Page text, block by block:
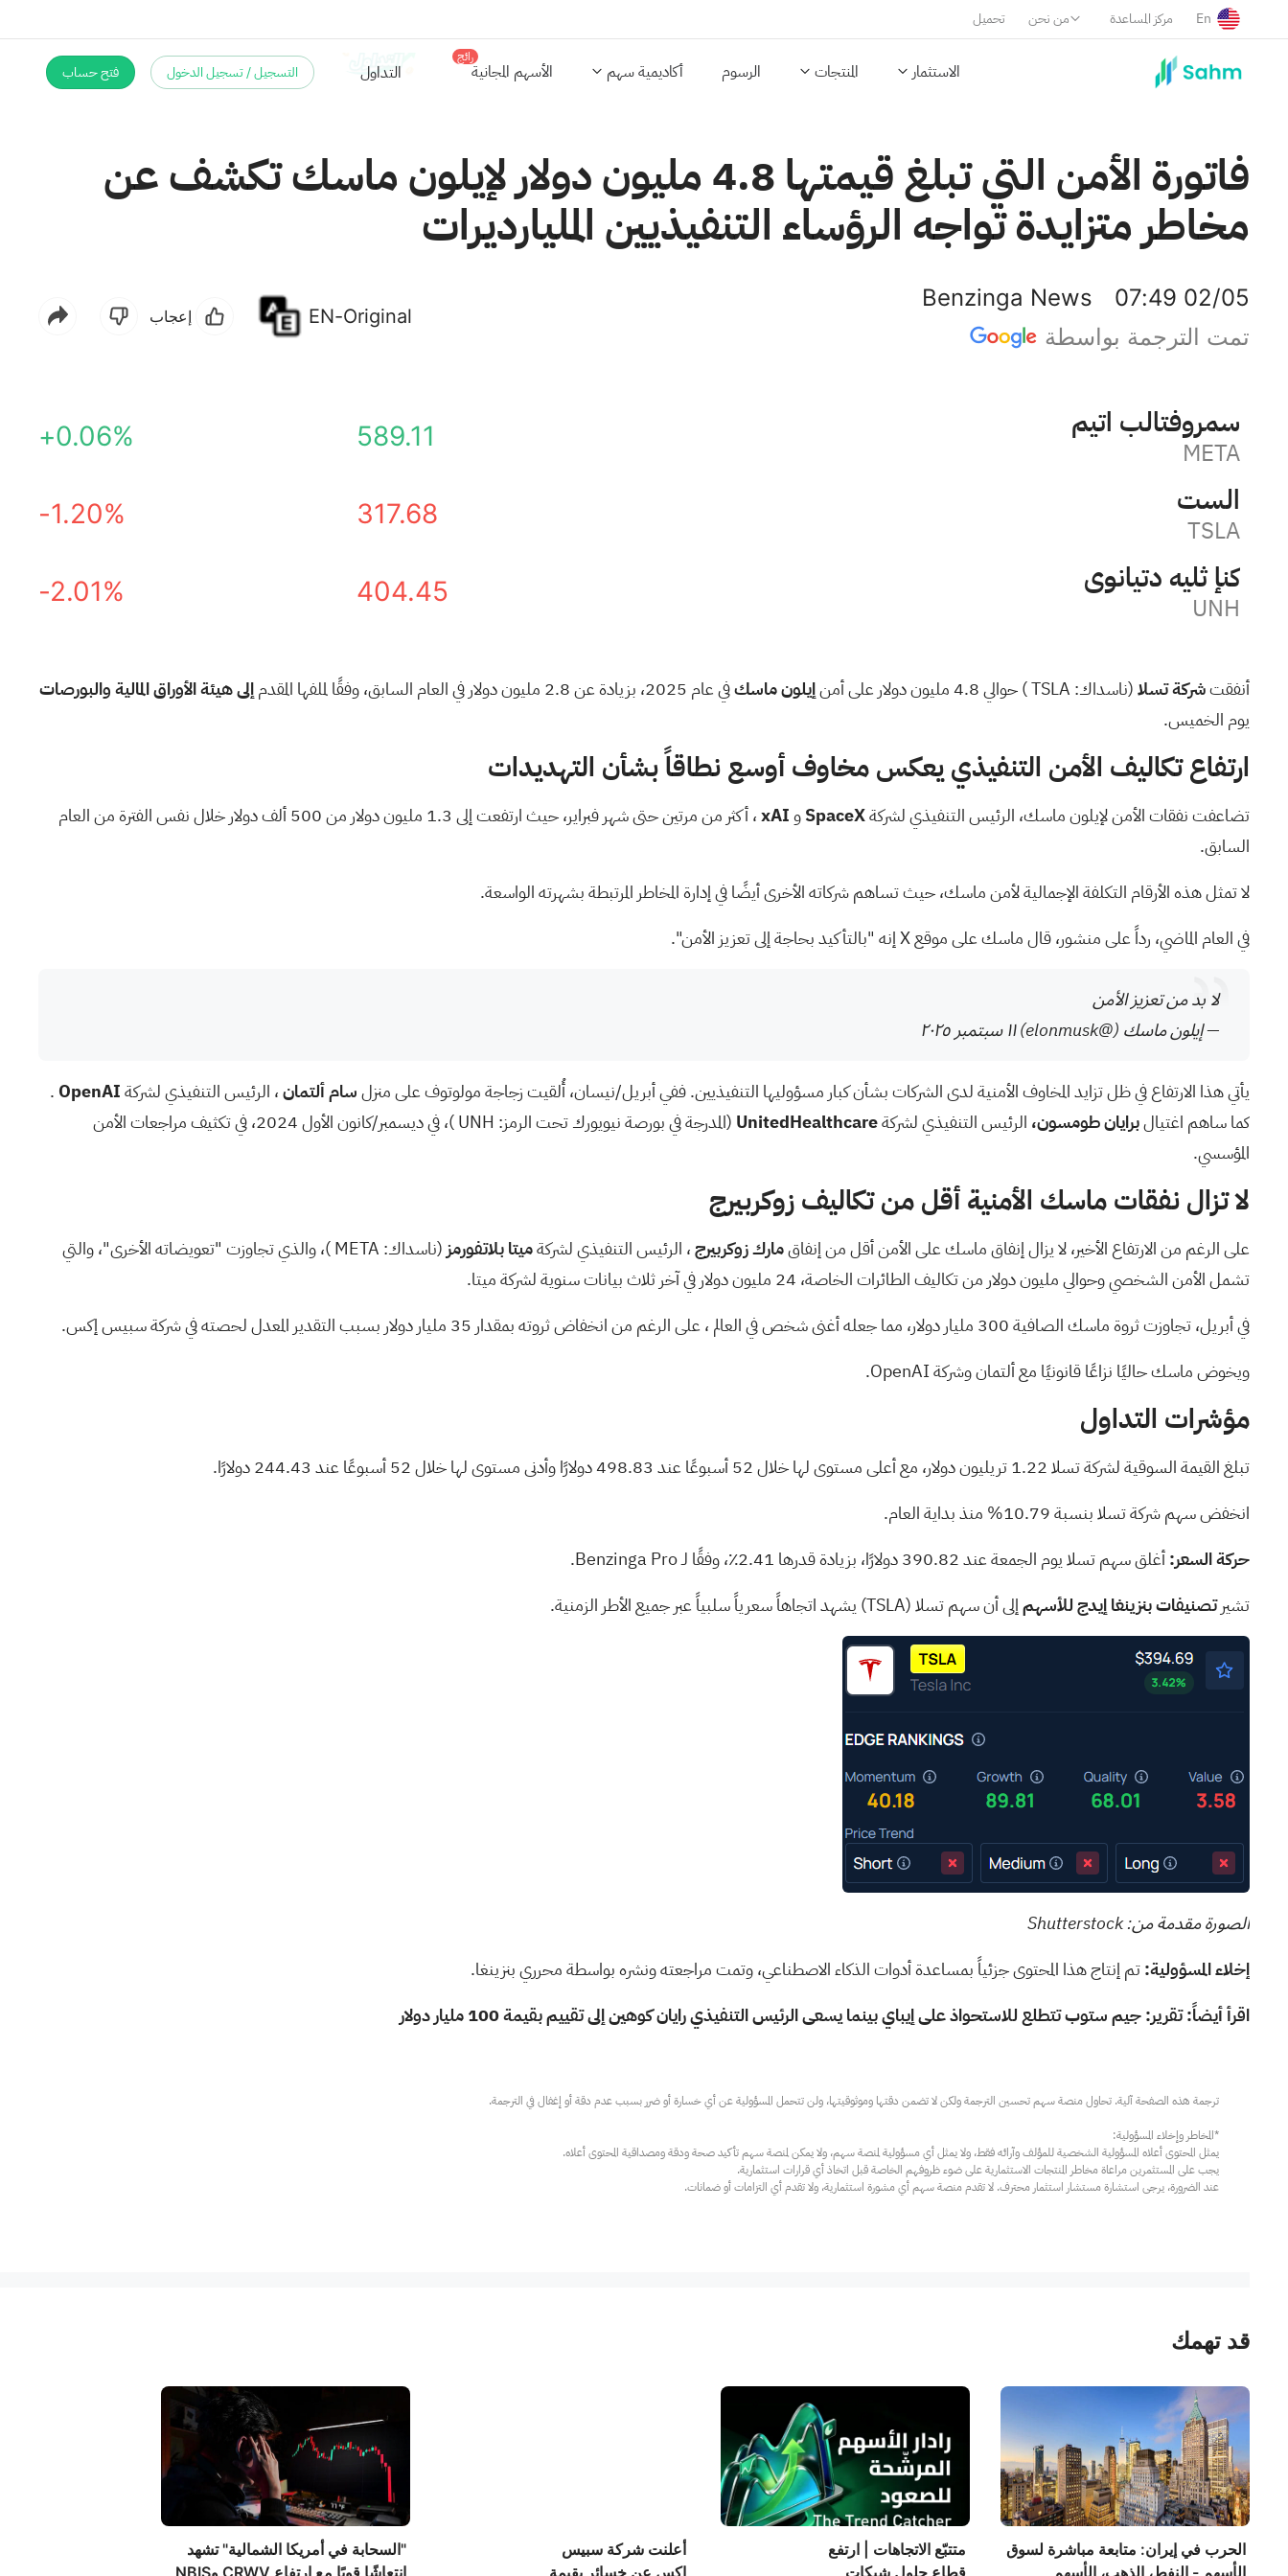
تحميل من نحن مركز المساعدة En
الاستثمار المنتجات الرسوم أكاديمية سهم الأسهم المجانية
رائج
التسجيل / تسجيل الدخول فتح حساب
فاتورة الأمن التي تبلغ قيمتها 4.8 مليون دولار لإيلون ماسك تكشف عن
مخاطر متزايدة تواجه الرؤساء التنفيذيين المليارديرات
Benzinga News
07:49 02/05
تمت الترجمة بواسطة
EN-Original إعجاب
ميتا بلاتفورمس
META
589.11
+0.06%
تسلا
TSLA
317.68
-1.20%
يونايتد هيلث إنك
UNH
404.45
-2.01%
أنفقتشركة تسلا(ناسداك: TSLA) حوالي 4.8 مليون دولار على أمن إيلون ماسكفي عام 2025، بزيادة عن 2.8 مليون دولار في العام السابق، وفقًا لملفها المقدم
إلى هيئة الأوراق المالية والبورصات
يوم الخميس.
ارتفاع تكاليف الأمن التنفيذي يعكس مخاوف أوسع نطاقاً بشأن التهديدات
تضاعفت نفقات الأمن لإيلون ماسك، الرئيس التنفيذي لشركةSpaceXوxAI
، أكثر من مرتين حتى شهر فبراير، حيث ارتفعت إلى 1.3 مليون دولار من 500 ألف دولار خلال نفس الفترة من العام
السابق.
لا تمثل هذه الأرقام التكلفة الإجمالية لأمن ماسك، حيث تساهم شركاته الأخرى أيضًا في إدارة المخاطر المرتبطة بشهرته الواسعة.
في العام الماضي، رداً على منشور، قال ماسك على موقع X إنه "بالتأكيد بحاجة إلى تعزيز الأمن".
لا بد من تعزيز الأمن
— إيلون ماسك (@elonmusk)
١١ سبتمبر ٢٠٢٥
يأتي هذا الارتفاع في ظل تزايد المخاوف الأمنية لدى الشركات بشأن كبار مسؤوليها التنفيذيين. ففي أبريل/نيسان،أُلقيت زجاجة مولوتوف علىمنزلسام ألتمان، الرئيس التنفيذي لشركةOpenAI
.
كما ساهم اغتيالبرايان طومسون، الرئيس التنفيذي لشركةUnitedHealthcare (المدرجة في بورصة نيويورك تحت الرمز: UNH)، فيديسمبر/كانون الأول 2024،
في تكثيف مراجعات الأمن
المؤسسي.
لا تزال نفقات ماسك الأمنية أقل من تكاليف زوكربيرج
على الرغم من الارتفاع الأخير، لا يزال إنفاق ماسك على الأمن أقل من إنفاقمارك زوكربيرج، الرئيس التنفيذي لشركةميتا بلاتفورمز (ناسداك: META)، والذي تجاوزت "تعويضاته الأخرى"، والتي
تشمل الأمن الشخصي وحوالي مليون دولار من تكاليف الطائرات الخاصة، 24 مليون دولار في آخر ثلاث بيانات سنوية لشركة ميتا.
في أبريل،تجاوزت ثروة ماسك الصافية 300 مليار دولار، مما جعله أغنى شخص في العالم
، على الرغم من انخفاض ثروته بمقدار 35 مليار دولار بسبب التقدير المعدل لحصته في شركة سبيس إكس.
ويخوض ماسك حاليًا نزاعًا قانونيًا مع ألتمان وشركة OpenAI.
مؤشرات التداول
تبلغ القيمة السوقية لشركة تسلا 1.22 تريليون دولار، مع أعلى مستوى لها خلال 52 أسبوعًا عند 498.83 دولارًا وأدنى مستوى لها خلال 52 أسبوعًا عند 244.43 دولارًا.
انخفض سهم شركة تسلا بنسبة 10.79% منذ بداية العام.
حركة السعر:أغلق سهم تسلا يوم الجمعة عند 390.82 دولارًا، بزيادة قدرها 2.41٪، وفقًا لـ Benzinga Pro.
تشيرتصنيفات بنزينغا إيدج للأسهمإلى أن سهم تسلا(TSLA) يشهداتجاهاً سعرياً سلبياًعبر جميع الأطر الزمنية.
الصورة مقدمة من: Shutterstock
إخلاء المسؤولية:تم إنتاج هذا المحتوى جزئياً بمساعدة أدوات الذكاء الاصطناعي، وتمت مراجعته ونشره بواسطة محرري بنزينغا.
اقرأ أيضاً:تقرير: جيم ستوب تتطلع للاستحواذ على إيباي بينما يسعى الرئيس التنفيذي رايان كوهين إلى تقييم بقيمة 100 مليار دولار
عند الضرورة، يرجى استشارة مستشار استثمار محترف. لا تقدم منصة سهم أي مشورة استثمارية، ولا تقدم أي التزامات أو ضمانات.
قد تهمك
الحرب في إيران: متابعة مباشرة لسوق
الأسهم - النفط، الذهب، الأسهم
متتبّع الاتجاهات | ارتفع
قطاع حلول شبكات
أعلنت شركة سبيس
إكس عن خسائر بقيمة
"السحابة في أمريكا الشمالية" تشهد
انتعاشًا قويًا مع ارتفاع CRWV وNBIS